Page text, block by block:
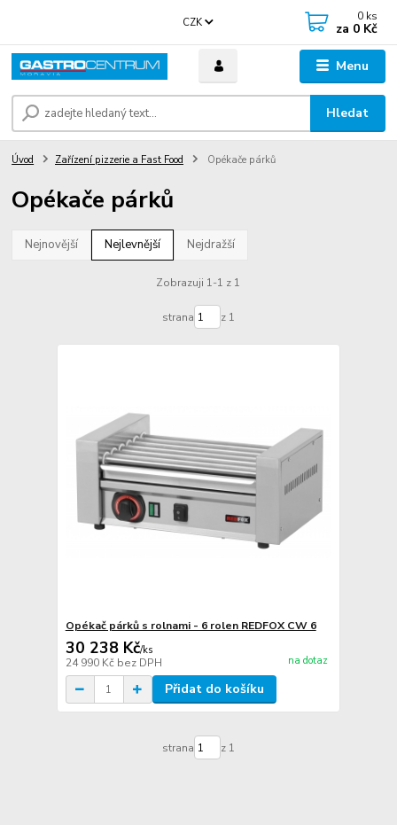
Menu
CZK
Hledat
0 ks
za 0 Kč
Úvod Zařízení pizzerie a Fast Food Opékače párků
Opékače párků
Nejnovější Nejlevnější Nejdražší
Zobrazuji 1-1 z 1
strana z 1
Opékač párků s rolnami - 6 rolen REDFOX CW 6
30 238 Kč/ks
24 990 Kč bez DPH na dotaz
Přidat do košíku
strana z 1